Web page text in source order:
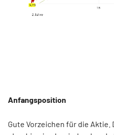
Anfangsposition
Gute Vorzeichen für die